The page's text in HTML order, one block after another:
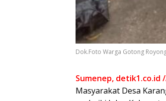
Dok.Foto Warga Gotong
Sumenep, detik1.co.id
Masyarakat Desa